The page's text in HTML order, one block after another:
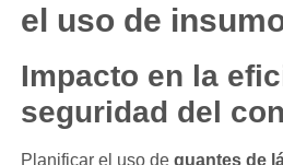
el uso de
Impacto en la
seguridad del
Planificar el uso de guantes de